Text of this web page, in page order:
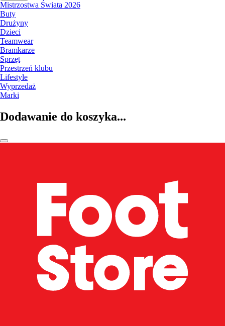
Mistrzostwa Świata 2026
Buty
Drużyny
Dzieci
Teamwear
Bramkarze
Sprzęt
Przestrzeń klubu
Lifestyle
Wyprzedaż
Marki
Dodawanie do koszyka...